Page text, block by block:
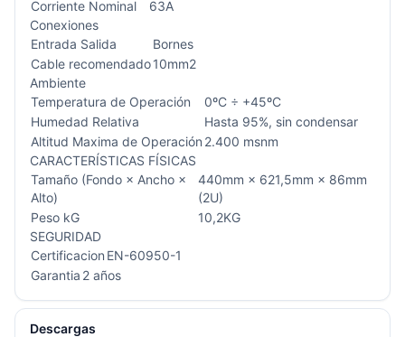
Corriente Nominal
63A
Conexiones
Entrada Salida
Bornes
Cable recomendado10mm2
Ambiente
Temperatura de Operación
0ºC ÷ +45ºC
Humedad Relativa
Hasta 95%, sin condensar
Altitud Maxima de Operación 2.400 msnm
CARACTERÍSTICAS FÍSICAS
Tamaño (Fondo × Ancho ×
Alto)
440mm × 621,5mm × 86mm
(2U)
Peso kG
10,2KG
SEGURIDAD
Certificacion EN-60950-1
Garantia 2 años
Descargas